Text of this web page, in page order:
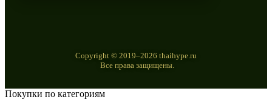
Copyright © 2019–2026 thaihype.ru
Все права защищены.
Покупки по категориям